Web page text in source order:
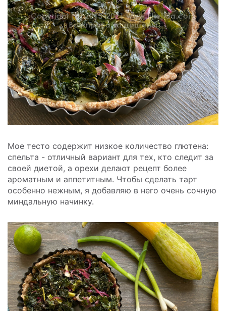
Мое тесто содержит низкое количество глютена:
спельта - отличный вариант для тех, кто следит за
своей диетой, а орехи делают рецепт более
ароматным и аппетитным. Чтобы сделать тарт
особенно нежным, я добавляю в него очень сочную
миндальную начинку.